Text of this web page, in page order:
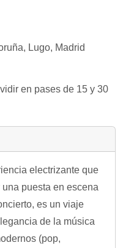
Lugo, Madrid
en pases de 15 y 30
electrizante que
puesta en escena
es un viaje
de la música
(pop,